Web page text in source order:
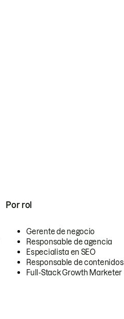
Por rol
Gerente de negocio
Responsable de agencia
Especialista en SEO
Responsable de contenidos
Full-Stack Growth Marketer